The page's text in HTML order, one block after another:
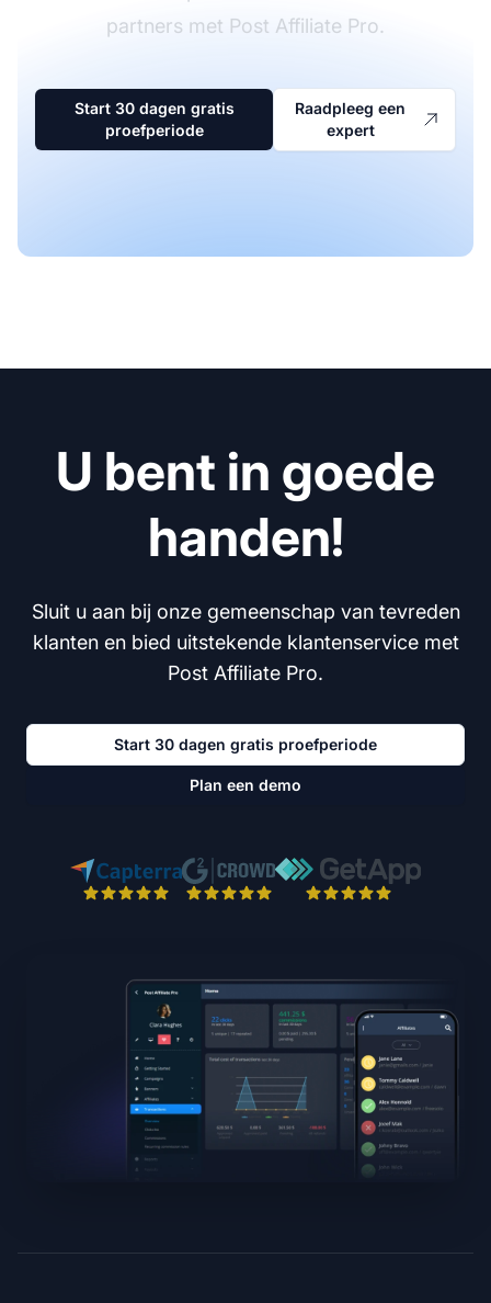
partners met Post Affiliate Pro.
Start 30 dagen gratis
proefperiode
Raadpleeg een
expert
U bent in goede
handen!
Sluit u aan bij onze gemeenschap van tevreden
klanten en bied uitstekende klantenservice met
Post Affiliate Pro.
Start 30 dagen gratis proefperiode
Plan een demo